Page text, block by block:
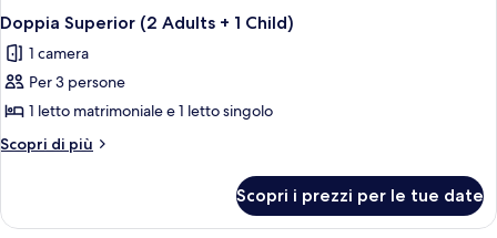
Doppia Superior (2 Adults + 1 Child)
1 camera
Per 3 persone
1 letto matrimoniale e 1 letto singolo
Scopri di più
Altri
Superior
Scopri i prezzi per le tue date